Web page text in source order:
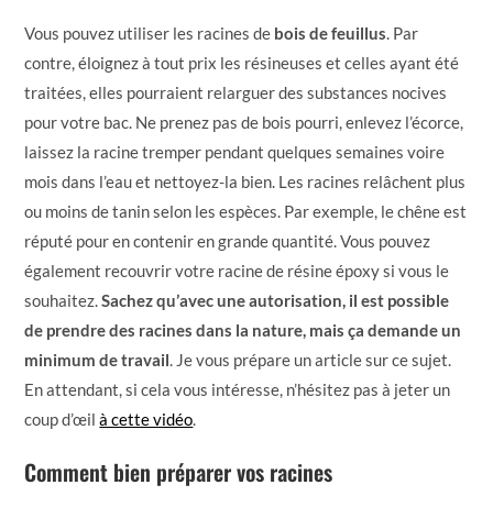
Vous pouvez utiliser les racines de bois de feuillus. Par
contre, éloignez à tout prix les résineuses et celles ayant été
traitées, elles pourraient relarguer des substances nocives
pour votre bac. Ne prenez pas de bois pourri, enlevez l’écorce,
laissez la racine tremper pendant quelques semaines voire
mois dans l’eau et nettoyez-la bien. Les racines relâchent plus
ou moins de tanin selon les espèces. Par exemple, le chêne est
réputé pour en contenir en grande quantité. Vous pouvez
également recouvrir votre racine de résine époxy si vous le
souhaitez.Sachez qu’avec une autorisation, il est possible
de prendre des racines dans la nature, mais ça demande un
minimum de travail. Je vous prépare un article sur ce sujet.
En attendant, si cela vous intéresse, n’hésitez pas à jeter un
coup d’œilà cette vidéo.
Comment bien préparer vos racines